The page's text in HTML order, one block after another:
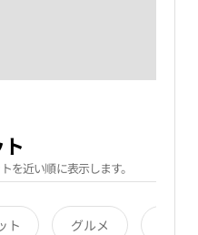
を近い順に表示します。
ト グルメ